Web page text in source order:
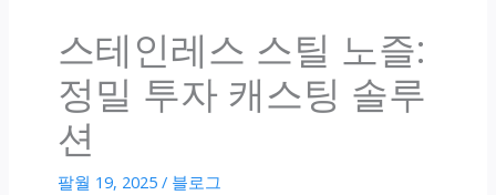
스테인레스 스틸 노즐:
정밀 투자 캐스팅 솔루
션
팔월 19, 2025 / 블로그